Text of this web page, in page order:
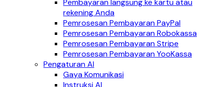
Pembayaran langsung ke kartu atau
rekening Anda
Pemrosesan Pembayaran PayPal
Pemrosesan Pembayaran Robokassa
Pemrosesan Pembayaran Stripe
Pemrosesan Pembayaran YooKassa
Pengaturan AI
Gaya Komunikasi
Instruksi AI